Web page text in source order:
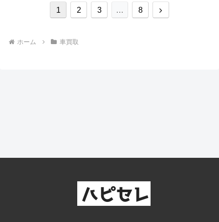
1 2 3 … 8
次
ホーム 車買取